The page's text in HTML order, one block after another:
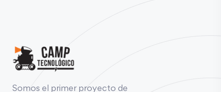
Somos el primer proyecto de